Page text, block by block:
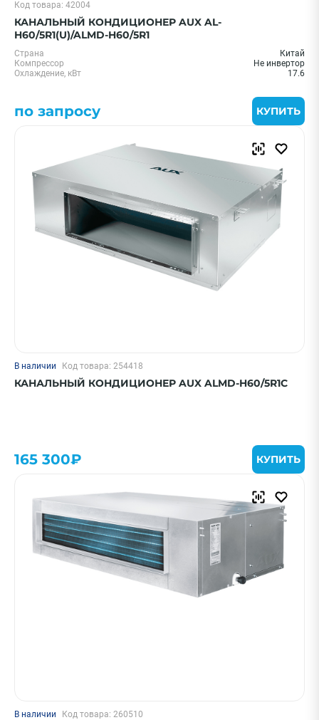
Код товара: 42004
КАНАЛЬНЫЙ КОНДИЦИОНЕР AUX AL-
H60/5R1(U)/ALMD-H60/5R1
Страна
Китай
Компрессор
Не инвертор
Охлаждение, кВт
17.6
по запросу КУПИТЬ
В наличии Код товара: 254418
КАНАЛЬНЫЙ КОНДИЦИОНЕР AUX ALMD-H60/5R1C
165 300₽ КУПИТЬ
В наличии Код товара: 260510